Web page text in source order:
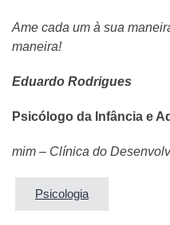
Ame cada um à sua
maneira!
Eduardo Rodrigues
Psicólogo da Infância e
mim – Clínica do
Psicologia